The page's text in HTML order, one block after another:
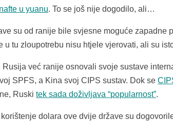
u yuanu. To se još nije dogodilo, ali…
su od ranije bile svjesne moguće zapadne
u tu zloupotrebu nisu htjele vjerovati, ali su
već ranije osnovali svoje sustave
SPFS, a Kina svoj CIPS sustav. Dok se
Ruskitek sada doživljava “popularnost”.
dolara ove dvije države su